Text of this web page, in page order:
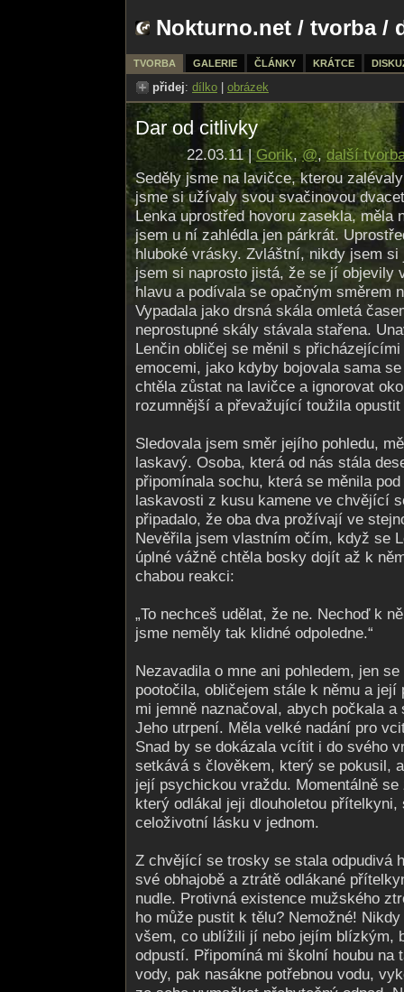
Nokturno.net / tvorba/
TVORBA GALERIE ČLÁNKY KRÁTCE
přidej: dílko obrázek
Dar od citlivky
22.03.11 |Gorik,@,další
Seděly jsme na lavičce, kterou
jsme si užívaly svou svačinovou
Lenka uprostřed hovoru zasekla, měla
jsem u ní zahlédla jen párkrát.
hluboké vrásky. Zvláštní, nikdy jsem
jsem si naprosto jistá, že se jí objevily
hlavu a podívala se opačným směrem
Vypadala jako drsná skála omletá
neprostupné skály stávala stařena.
Lenčin obličej se měnil s
emocemi, jako kdyby bojovala sama
chtěla zůstat na lavičce a ignorovat
rozumnější a převažující toužila
Sledovala jsem směr jejího pohledu,
laskavý. Osoba, která od nás stála
připomínala sochu, která se měnila
laskavosti z kusu kamene ve chvějící
připadalo, že oba dva prožívají ve
Nevěřila jsem vlastním očím, když se
úplné vážně chtěla bosky dojít až k
chabou reakci:
„To nechceš udělat, že ne. Nechoď k
jsme neměly tak klidné odpoledne.“
Nezavadila o mne ani pohledem, jen
pootočila, obličejem stále k němu a
mi jemně naznačoval, abych počkala
Jeho utrpení. Měla velké nadání pro
Snad by se dokázala vcítit i do svého
setkává s člověkem, který se pokusil,
její psychickou vraždu. Momentálně
který odlákal jeji dlouholetou přítelkyni,
celoživotní lásku v jednom.
Z chvějící se trosky se stala odpudivá
své obhajobě a ztrátě odlákané
nudle. Protivná existence mužského
ho může pustit k tělu? Nemožné!
všem, co ublížili jí nebo jejím blízkým,
odpustí. Připomíná mi školní houbu na
vody, pak nasákne potřebnou vodu,